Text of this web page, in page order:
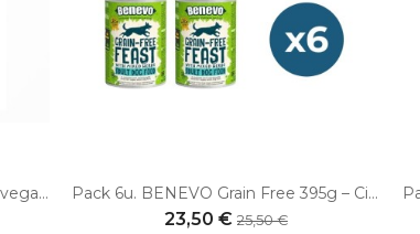
AMI Biscuit Apple 500g - Biscotti vegani croccanti per cani Pack 6u. BENEVO Grain Free 395g – Cibo umido vegano e senza cereali per cani - Ipoallergenico
23,50 € 25,50 €